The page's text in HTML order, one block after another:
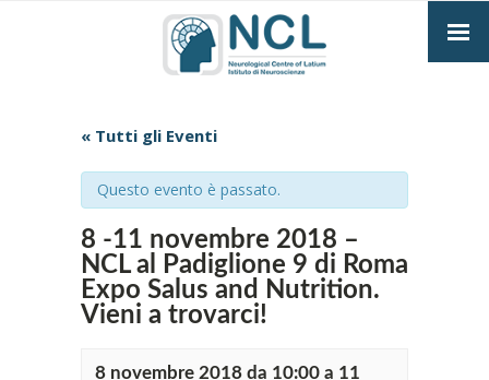
« Tutti gli Eventi
Questo evento è passato.
8 -11 novembre 2018 –
NCL al Padiglione 9 di Roma
Expo Salus and Nutrition.
Vieni a trovarci!
8 novembre 2018 da 10:00 a 11